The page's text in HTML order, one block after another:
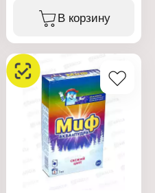
добавки, лимонен,
линалоол.
Производитель: Procter
& Gamble
Бренд: Миф
Тип товара: Стиральный
порошок
Название: Аква-пудра
Тип белья: для белого и
цветного белья
Тип стирки: ручная
стирка
Аромат: Морозная
В корзину